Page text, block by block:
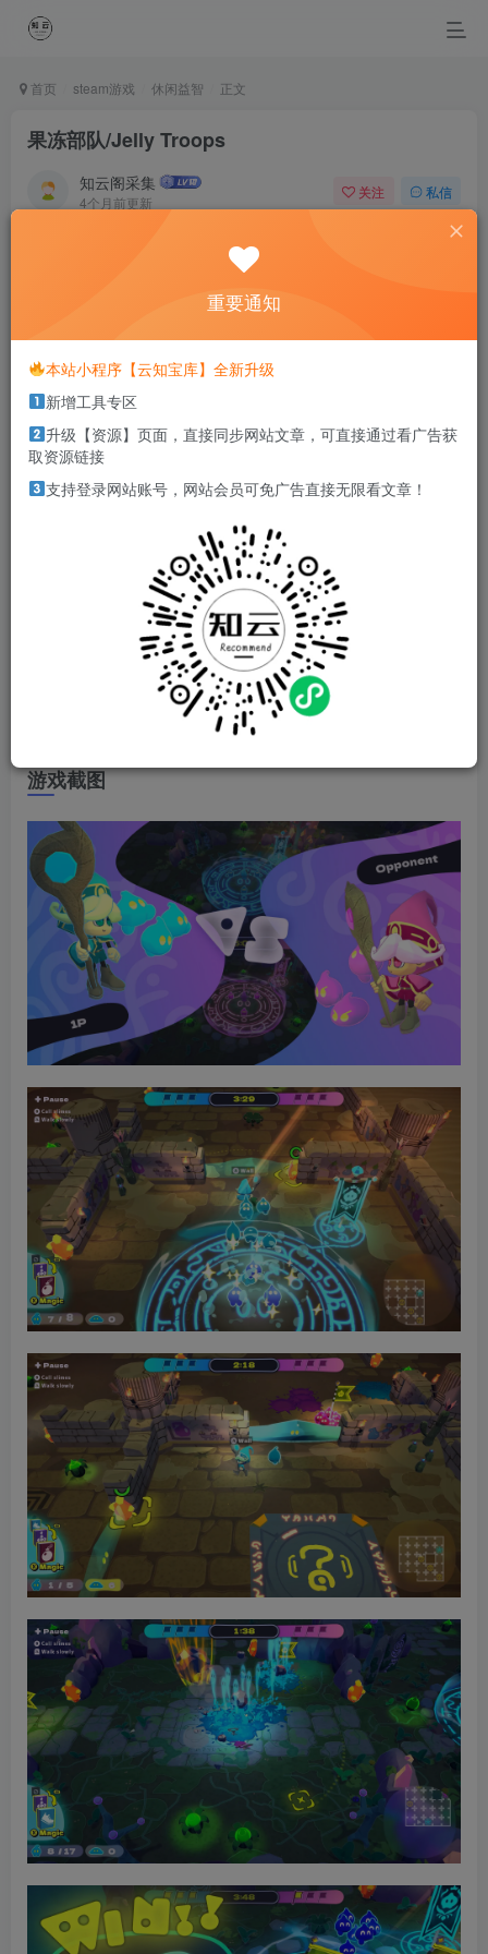
首页 steam游戏 休闲益智 正文
果冻部队/Jelly Troops
知云阁采集
4个月前更新
关注 私信
Behind every beautiful life, there has been some kind of
pain.
本站部分资源打包为压缩包以方便分享，涉及较多
解压密码，如果你下载的资源需要解压密码，请点
击解压密码查看
游戏介绍
和软萌的史莱姆们一起，来一场“软萌夺旗大作战”吧！不断
召唤史莱姆，争夺场上的旗子，收集得越多就越接近胜利！
真正被考验的是你的预测力、创意和判断力！ 无论是和朋
友、家人，还是全球玩家，都能轻松享受这场紧张又欢乐的
游戏截图
重要通知
本站小程序【云知宝库】全新升级
新增工具专区
升级【资源】页面，直接同步网站文章，可直接通过看广告获
取资源链接
支持登录网站账号，网站会员可免广告直接无限看文章！